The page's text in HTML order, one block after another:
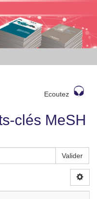
Ecoutez
clés MeSH
Valider